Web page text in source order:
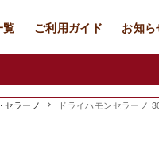
覧 ご利用ガイド お知ら
セラーノ ドライハモンセラーノ